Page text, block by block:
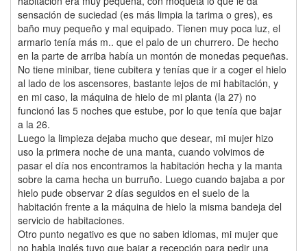
sensación de suciedad (es más limpia la tarima o gres), es
baño muy pequeño y mal equipado. Tienen muy poca luz, el
armario tenía más m.. que el palo de un churrero. De hecho
en la parte de arriba había un montón de monedas pequeñas.
No tiene minibar, tiene cubitera y tenías que ir a coger el hielo
al lado de los ascensores, bastante lejos de mi habitación, y
en mi caso, la máquina de hielo de mi planta (la 27) no
funcionó las 5 noches que estube, por lo que tenía que bajar
a la 26.
Luego la limpieza dejaba mucho que desear, mi mujer hizo
uso la primera noche de una manta, cuando volvimos de
pasar el día nos encontramos la habitación hecha y la manta
sobre la cama hecha un burruño. Luego cuando bajaba a por
hielo pude observar 2 días seguidos en el suelo de la
habitación frente a la máquina de hielo la misma bandeja del
servicio de habitaciones.
Otro punto negativo es que no saben idiomas, mi mujer que
no habla inglés tuvo que bajar a recepción para pedir una